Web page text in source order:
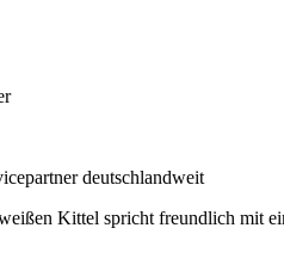
deutschlandweit